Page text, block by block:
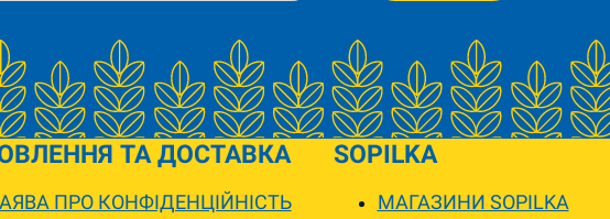
ТА ДОСТАВКА
ПРО КОНФІДЕНЦІЙНІСТЬ
SOPILKA
МАГАЗИНИ SOPILKA